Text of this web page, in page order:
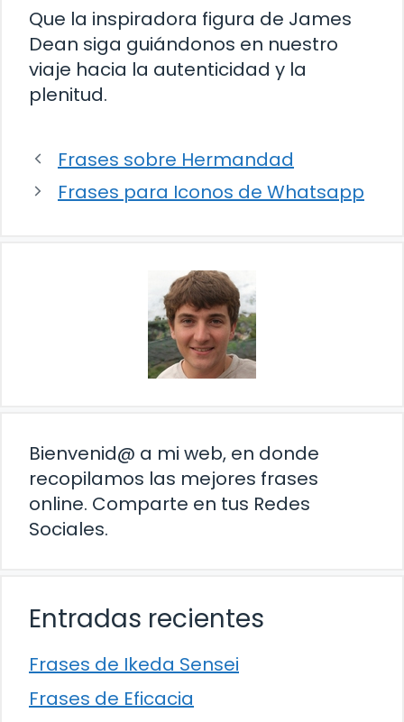
Que la inspiradora figura de James
Dean siga guiándonos en nuestro
viaje hacia la autenticidad y la
plenitud.
Frases sobre Hermandad
Frases para Iconos de Whatsapp
Bienvenid@ a mi web, en donde
recopilamos las mejores frases
online. Comparte en tus Redes
Sociales.
Entradas recientes
Frases de Ikeda Sensei
Frases de Eficacia